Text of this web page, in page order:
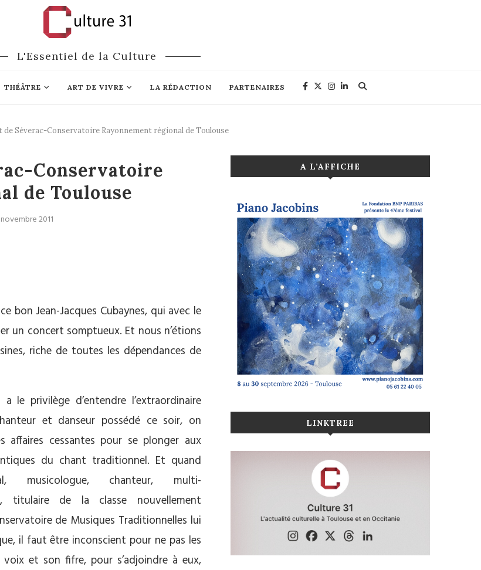
L'Essentiel de la Culture
THÉÂTRE ART DE VIVRE LA RÉDACTION PARTENAIRES
de Séverac-Conservatoire Rayonnement régional de Toulouse
Conservatoire
de Toulouse
novembre 2011
bon Jean-Jacques Cubaynes, qui avec le
un concert somptueux. Et nous n’étions
riche de toutes les dépendances de
le privilège d’entendre l’extraordinaire
et danseur possédé ce soir, on
affaires cessantes pour se plonger aux
du chant traditionnel. Et quand
musicologue, chanteur, multi-
titulaire de la classe nouvellement
de Musiques Traditionnelles lui
il faut être inconscient pour ne pas les
et son fifre, pour s’adjoindre à eux,
A L’AFFICHE
LINKTREE